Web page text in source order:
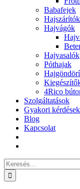
Babafejek
Hajszárítók
Hajvágók
Hajvasalók
Póthajak
4Rico
Szolgáltatások
Gyakori kérdések
Blog
Kapcsolat
Keresés...